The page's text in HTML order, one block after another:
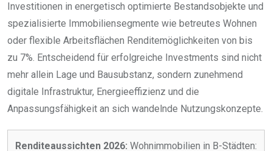
Investitionen in energetisch optimierte Bestandsobjekte und
spezialisierte Immobiliensegmente wie betreutes Wohnen
oder flexible Arbeitsflächen Renditemöglichkeiten von bis
zu 7%. Entscheidend für erfolgreiche Investments sind nicht
mehr allein Lage und Bausubstanz, sondern zunehmend
digitale Infrastruktur, Energieeffizienz und die
Anpassungsfähigkeit an sich wandelnde Nutzungskonzepte.
Renditeaussichten 2026: Wohnimmobilien in B-Städten: